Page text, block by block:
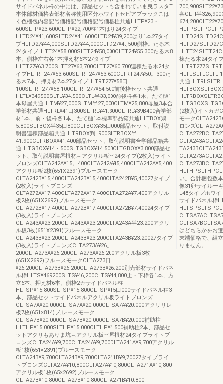
サイドパネル枠の中には、部品セットも含まれていま曳ラスタT
本体部材価格表部材名称使用区分ホワイトセピアブラックこは
く色梱包内容記号価格記号価格記号価格柱共通HLTP¥23・
600SLTP¥23.600CLTP¥22,700柱1本はり24タイプ
HLTD24¥41,600SLTD24¥41.600CLTD24¥39,200はり1本27タイ
ブHLTD27¥44,000SLTD27¥44,000CLTD27¥4t,500側枠。たる木
24タイブHLTT24¥58.000SLTT24¥58,000CLTT24¥55.300たる木8
本、側枠左右各1本押え材6本27タイプ
HLTT27¥63.700SLTT27¥63,700CLTT27¥60.700連棟たる木24タ
イプHLTRT247¥53.600SLTRT247¥53.600CLTRT247¥50。300た
る木7本、押え材7本27タイプHLTRT277¥58口
100SLTRT277¥58.100CLTRT277¥54.500前後枠セット共通
HLTL¥349500SLTL¥34.500CLTL半33,000前後枠各1木、たて樋1
本母屋共通HLTM¥27,000SLTM半27,000CLTM¥25,800母屋3本合
学部材共通HLTRL¥41口300SLTRL¥41.300CLTRL¥39B400合学部
材1本、前・後枠各1本、たて樋1本標準部品箱共通HLTBOX鶏
5.800SLTBOX半35口800CLTBOX¥35口000部品セット、取付説
明書連棟部品箱共通HLTRBOX判l.900SLTRBOX半
41.900CLTRBOX¥41.400部品セット、取付説明書合学部品箱共
通HLTGBOX¥14・500SLTGBOX¥14.500CLTGBOX¥3.800部品セ
ット、取付説明書屋根材︵アクリル板︶24タイプ(2枚入)ライト
ブロンズCLTA242A¥15。400CLTA242A¥i5,400CLTA242A¥5,400
アクリル板2枚(651X2391)ブルースモーク
CLTA242B¥15,400CLTA242B¥15,400CLTA242B¥5,40027タイプ
(2枚入)ライトブロンズ
CLTA272A¥17.400CLTA272A¥17.400CLTA272A¥7.400アクリル
板2枚(651X2692)ブルースモーク
CLTA272B¥17.400CLTA272B¥17.400CLTA272B¥7.40024タイプ
(3枚入)ライトブロンズ
CLTA243A¥23.200CLTA243A¥23.200CLTA243A半23.200アクリ
ル板3枚(651X2391)フルースモーク
CLTA243B¥23.200CLTA243B¥23.200CLTA243B¥23.20027タイプ
(3枚入)ライトブロンズCLTA273A¥26。
200CLTA273A¥26.200CLTA273A¥26.200アクリル板3枚
(651X2692)フルースモークCLTA273日
¥26.200CLTA273B¥26.200CLTA273B¥26.200別売部材サイドパネ
ル枠HLTS¥469200SLTS¥46,200CLTS¥44,800上・下枠各1本、方
立6本、押え材6本、側枠2カサイドパネル柱
HLTSP¥15.800SLTSP¥15.800CLTSP¥15口000サイドパネル柱3
本、部品セットサイドパネルアクリル板ライトブロンズ
CLTSA7A¥20.000CLTSA7A¥20.000CLTSA7A¥20.000アクリリレ
板7枚(651×814)ブ,レースモーク
CLTSA7B¥20.000CLTSA7B¥20.000CLTSA7B¥20.000補助柱
HLTHP¥15.000SLTHP¥15.000CLTHP¥4.500補助柱2本、部品セ
ットアクリもありま坑︵アクリル板︶屋根材24タイプライトブ
ロンズCLTA24A¥9,700CLTA24A¥9,700CLTA241A¥9,700アクリル
板1枚(651×2391)プルースモーク
CLTA24B¥9,700CLTA24B¥9,700CLTA241B¥9,70027タイプライ
トブロンズCLTA27A¥10,800CLTA27A¥10,800CLTA271A¥10,800
アクリル板1枚(65×2692)ブルースモーク
CLTA27B¥10.800CLTA27B¥10.800CLTA271B¥10.800
各CLTl半
棟たる木24タイ
共通
(2枚入)イトカガ
モーク
ロンズ
い。合計梱包数
像31卵サイルー
L48タイプホワ
サイドパネル枠
はどちらかをお
末端価格で、組
りません。